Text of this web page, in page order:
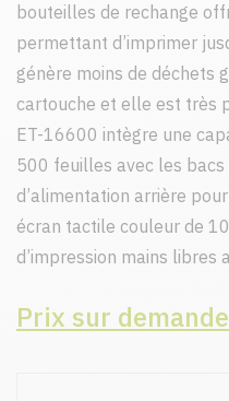
bouteilles de rechange
permettant d’imprimer
génère moins de déchets
cartouche et elle est très
ET-16600 intègre une
500 feuilles avec les
d’alimentation arrière
écran tactile couleur de
d’impression mains libres
Prix sur demande